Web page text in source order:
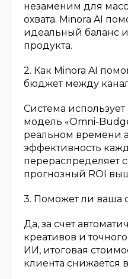
незаменим для
охвата. Minora AI
идеальный баланс
продукта.
2. Как Minora AI
бюджет между
Система
модель «Omni-
реальном времени
эффективность
перераспределяет
прогнозный ROI
3. Поможет ли ваша
Да, за счет
креативов и
ИИ, итоговая
клиента снижается